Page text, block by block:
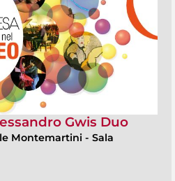
Gwis Duo
Montemartini - Sala